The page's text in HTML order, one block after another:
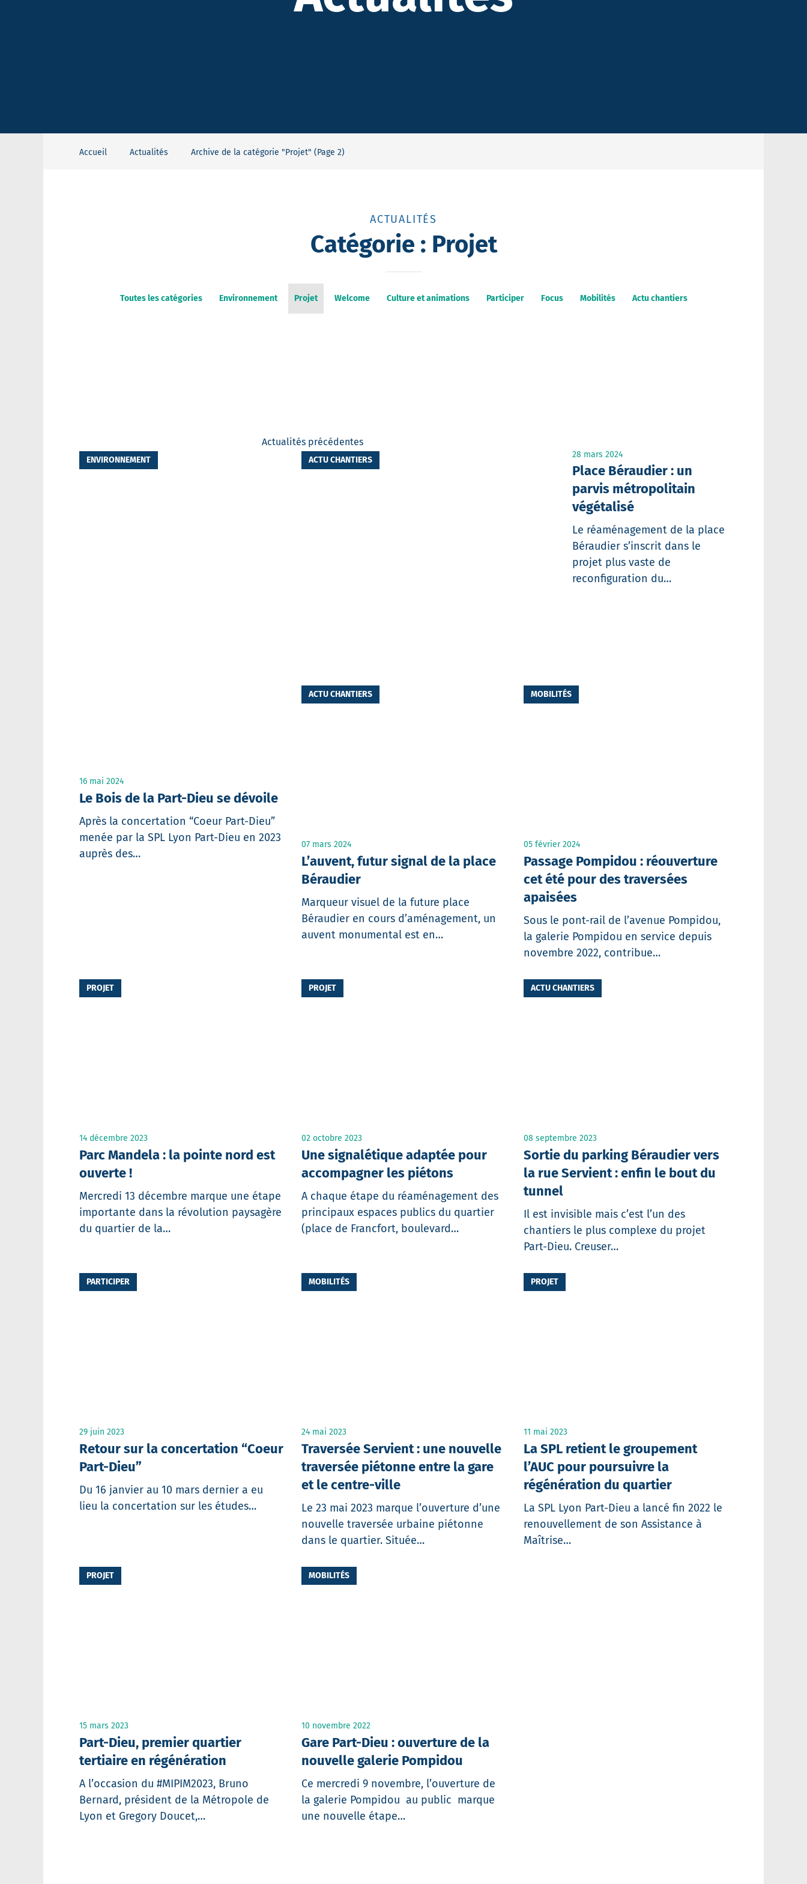
Accueil Actualités Archive de la catégorie "Projet" (Page 2)
ACTUALITÉS
Catégorie : Projet
Toutes les catégories Environnement Projet Welcome Culture et animations Participer Focus Mobilités Actu chantiers
Actualités précédentes
ENVIRONNEMENT
16 mai 2024
Le Bois de la Part-Dieu se dévoile
Après la concertation “Coeur Part-Dieu”
menée par la SPL Lyon Part-Dieu en 2023
auprès des…
ACTU CHANTIERS
28 mars 2024
Place Béraudier : un
parvis métropolitain
végétalisé
Le réaménagement de la place
Béraudier s’inscrit dans le
projet plus vaste de
reconfiguration du…
ACTU CHANTIERS
07 mars 2024
L’auvent, futur signal de la place
Béraudier
Marqueur visuel de la future place
Béraudier en cours d’aménagement, un
auvent monumental est en…
MOBILITÉS
05 février 2024
Passage Pompidou : réouverture
cet été pour des traversées
apaisées
Sous le pont-rail de l’avenue Pompidou,
la galerie Pompidou en service depuis
novembre 2022, contribue…
PROJET
14 décembre 2023
Parc Mandela : la pointe nord est
ouverte !
Mercredi 13 décembre marque une étape
importante dans la révolution paysagère
du quartier de la…
PROJET
02 octobre 2023
Une signalétique adaptée pour
accompagner les piétons
A chaque étape du réaménagement des
principaux espaces publics du quartier
(place de Francfort, boulevard…
ACTU CHANTIERS
08 septembre 2023
Sortie du parking Béraudier vers
la rue Servient : enfin le bout du
tunnel
Il est invisible mais c’est l’un des
chantiers le plus complexe du projet
Part-Dieu. Creuser…
PARTICIPER
29 juin 2023
Retour sur la concertation “Coeur
Part-Dieu”
Du 16 janvier au 10 mars dernier a eu
lieu la concertation sur les études…
MOBILITÉS
24 mai 2023
Traversée Servient : une nouvelle
traversée piétonne entre la gare
et le centre-ville
Le 23 mai 2023 marque l’ouverture d’une
nouvelle traversée urbaine piétonne
dans le quartier. Située…
PROJET
11 mai 2023
La SPL retient le groupement
l’AUC pour poursuivre la
régénération du quartier
La SPL Lyon Part-Dieu a lancé fin 2022 le
renouvellement de son Assistance à
Maîtrise…
PROJET
15 mars 2023
Part-Dieu, premier quartier
tertiaire en régénération
A l’occasion du #MIPIM2023, Bruno
Bernard, président de la Métropole de
Lyon et Gregory Doucet,…
MOBILITÉS
10 novembre 2022
Gare Part-Dieu : ouverture de la
nouvelle galerie Pompidou
Ce mercredi 9 novembre, l’ouverture de
la galerie Pompidou au public marque
une nouvelle étape…